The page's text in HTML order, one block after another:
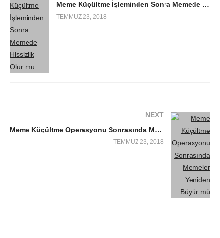
Meme Küçültme İşleminden Sonra Memede Hissizlik Olur mu? 2018
TEMMUZ 23, 2018
NEXT
Meme Küçültme Operasyonu Sonrasında Memeler Yeniden Büyür mü?
TEMMUZ 23, 2018